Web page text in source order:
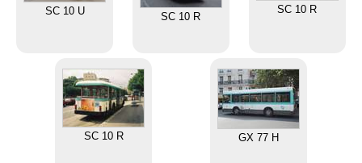
SC 10 U SC 10 R
SC 10 R
SC 10 R GX 77 H